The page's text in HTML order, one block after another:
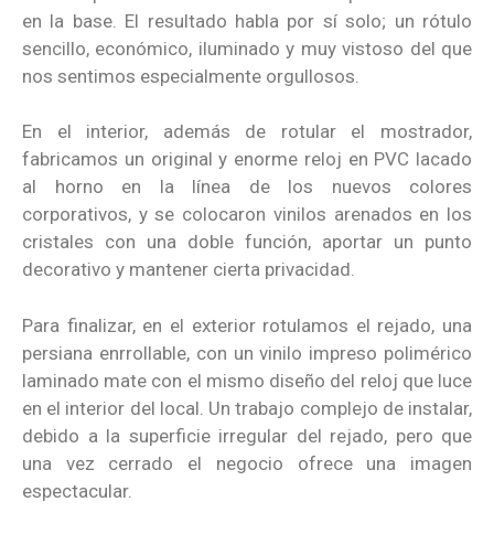
en la base. El resultado habla por sí solo; un rótulo
sencillo, económico, iluminado y muy vistoso del que
nos sentimos especialmente orgullosos.
En el interior, además de rotular el mostrador,
fabricamos un original y enorme reloj en PVC lacado
al horno en la línea de los nuevos colores
corporativos, y se colocaron vinilos arenados en los
cristales con una doble función, aportar un punto
decorativo y mantener cierta privacidad.
Para finalizar, en el exterior rotulamos el rejado, una
persiana enrrollable, con un vinilo impreso polimérico
laminado mate con el mismo diseño del reloj que luce
en el interior del local. Un trabajo complejo de instalar,
debido a la superficie irregular del rejado, pero que
una vez cerrado el negocio ofrece una imagen
espectacular.